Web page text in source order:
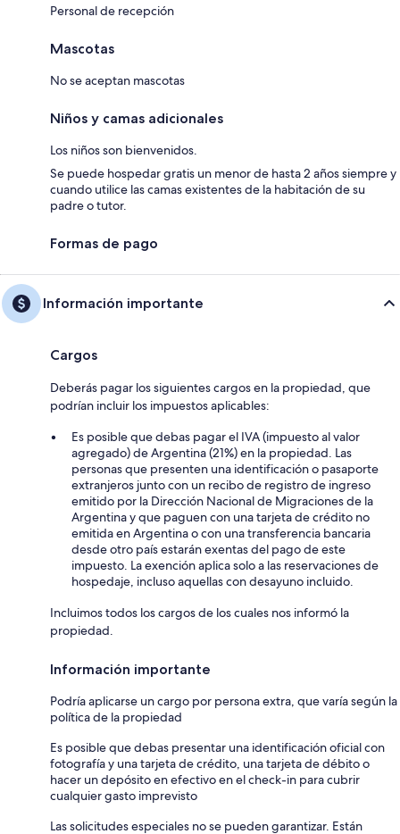
Personal de recepción
Mascotas
No se aceptan mascotas
Niños y camas adicionales
Los niños son bienvenidos.
Se puede hospedar gratis un menor de hasta 2 años siempre y
cuando utilice las camas existentes de la habitación de su
padre o tutor.
Formas de pago
Información importante
Cargos
Deberás pagar los siguientes cargos en la propiedad, que
podrían incluir los impuestos aplicables:
Es posible que debas pagar el IVA (impuesto al valor
agregado) de Argentina (21%) en la propiedad. Las
personas que presenten una identificación o pasaporte
extranjeros junto con un recibo de registro de ingreso
emitido por la Dirección Nacional de Migraciones de la
Argentina y que paguen con una tarjeta de crédito no
emitida en Argentina o con una transferencia bancaria
desde otro país estarán exentas del pago de este
impuesto. La exención aplica solo a las reservaciones de
hospedaje, incluso aquellas con desayuno incluido.
Incluimos todos los cargos de los cuales nos informó la
propiedad.
Información importante
Podría aplicarse un cargo por persona extra, que varía según la
política de la propiedad
Es posible que debas presentar una identificación oficial con
fotografía y una tarjeta de crédito, una tarjeta de débito o
hacer un depósito en efectivo en el check-in para cubrir
cualquier gasto imprevisto
Las solicitudes especiales no se pueden garantizar. Están